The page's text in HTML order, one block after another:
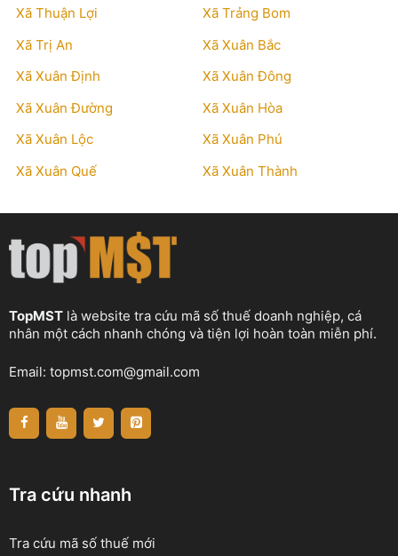
Xã Thuận Lợi
Xã Trảng Bom
Xã Trị An
Xã Xuân Bắc
Xã Xuân Định
Xã Xuân Đông
Xã Xuân Đường
Xã Xuân Hòa
Xã Xuân Lộc
Xã Xuân Phú
Xã Xuân Quế
Xã Xuân Thành
TopMST là website tra cứu mã số thuế doanh nghiệp, cá
nhân một cách nhanh chóng và tiện lợi hoàn toàn miễn phí.
Email: topmst.com@gmail.com
Tra cứu nhanh
Tra cứu mã số thuế mới